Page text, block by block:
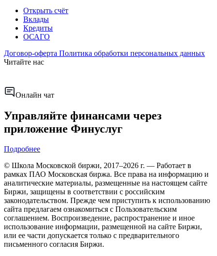
Открыть счёт
Вклады
Кредиты
ОСАГО
Договор-оферта Политика обработки персональных данных
Читайте нас
Онлайн чат
Управляйте финансами через
приложение Финуслуг
Подробнее
© Школа Московской биржи, 2017–2026 г. — Работает в
рамках ПАО Московская биржа. Все права на информацию и
аналитические материалы, размещенные на настоящем сайте
Биржи, защищены в соответствии с российским
законодательством. Прежде чем приступить к использованию
сайта предлагаем ознакомиться с Пользовательским
соглашением. Воспроизведение, распространение и иное
использование информации, размещенной на сайте Биржи,
или ее части допускается только с предварительного
письменного согласия Биржи.